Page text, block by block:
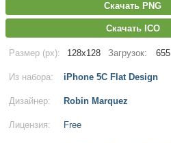
Скачать PNG
Скачать ICO
Размер (px): 128x128 Загрузок: 655
Из набора: iPhone 5C Flat Design
Дизайнер: Robin Marquez
Лицензия: Free